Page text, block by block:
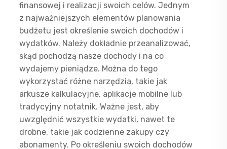
finansowej i realizacji swoich celów. Jednym
z najważniejszych elementów planowania
budżetu jest określenie swoich dochodów i
wydatków. Należy dokładnie przeanalizować,
skąd pochodzą nasze dochody i na co
wydajemy pieniądze. Można do tego
wykorzystać różne narzędzia, takie jak
arkusze kalkulacyjne, aplikacje mobilne lub
tradycyjny notatnik. Ważne jest, aby
uwzględnić wszystkie wydatki, nawet te
drobne, takie jak codzienne zakupy czy
abonamenty. Po określeniu swoich dochodów